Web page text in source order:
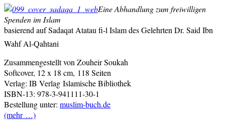
Eine Abhandlung zum freiwilligen
Spenden im Islam
basierend auf Sadaqat Atatau fi-l Islam des Gelehrten Dr. Said Ibn
Wahf Al-Qahtani
Zusammengestellt von Zouheir Soukah
Softcover, 12 x 18 cm, 118 Seiten
Verlag: IB Verlag Islamische Bibliothek
ISBN-13: 978-3-941111-30-1
Bestellung unter: muslim-buch.de
(mehr …)